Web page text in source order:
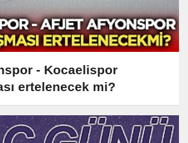
- Kocaelispor
ertelenecek mi?